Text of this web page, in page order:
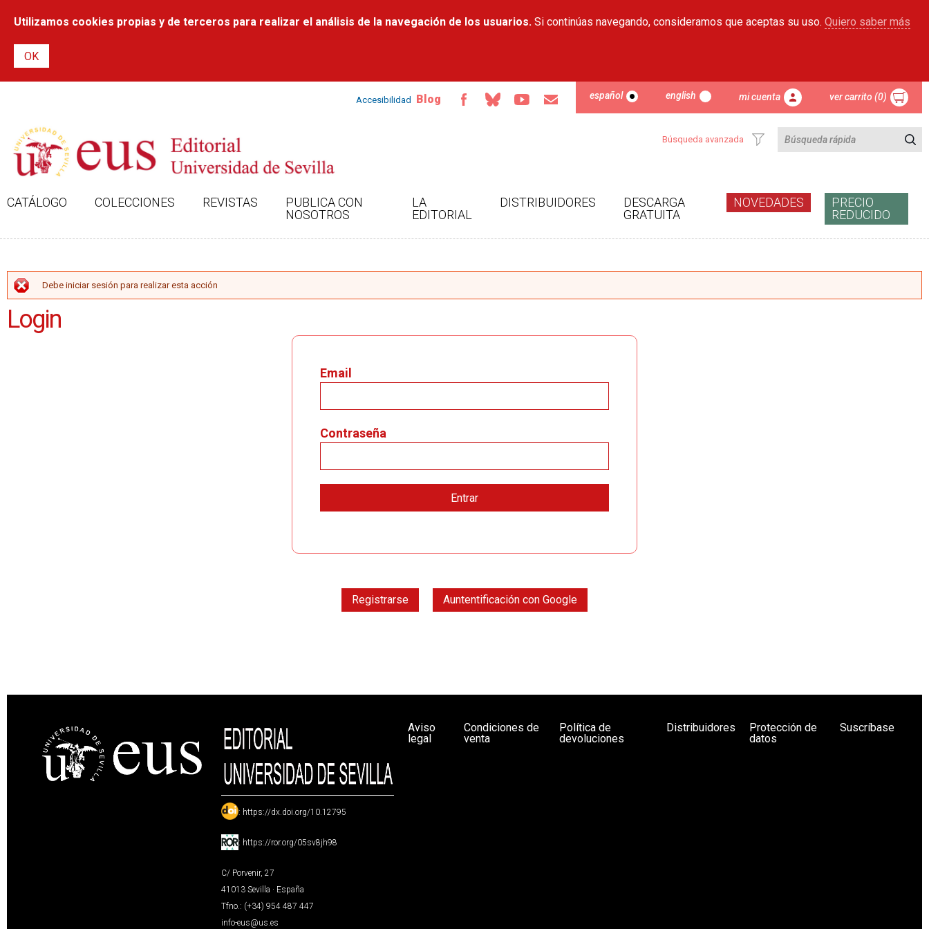
contenido
Utilizamos cookies propias y de terceros para realizar el análisis de la navegación de los usuarios. Si continúas navegando, consideramos que aceptas su uso. Quiero saber más
Accesibilidad Blog español english mi cuenta ver carrito (0)
Búsqueda avanzada
CATÁLOGO COLECCIONES REVISTAS
PUBLICA CON
NOSOTROS
LA
EDITORIAL
DISTRIBUIDORES
DESCARGA
GRATUITA
NOVEDADES
PRECIO
REDUCIDO
MENSAJE DE ERROR
Debe iniciar sesión para realizar esta acción
Login
Email
Contraseña
Registrarse Auntentificación con Google
: https://dx.doi.org/10.12795
: https://ror.org/05sv8jh98
C/ Porvenir, 27
41013 Sevilla · España
Tfno.: (+34) 954 487 447
info-eus@us.es
Aviso
legal
Condiciones de
venta
Política de
devoluciones
Distribuidores
Protección de
datos
Suscríbase